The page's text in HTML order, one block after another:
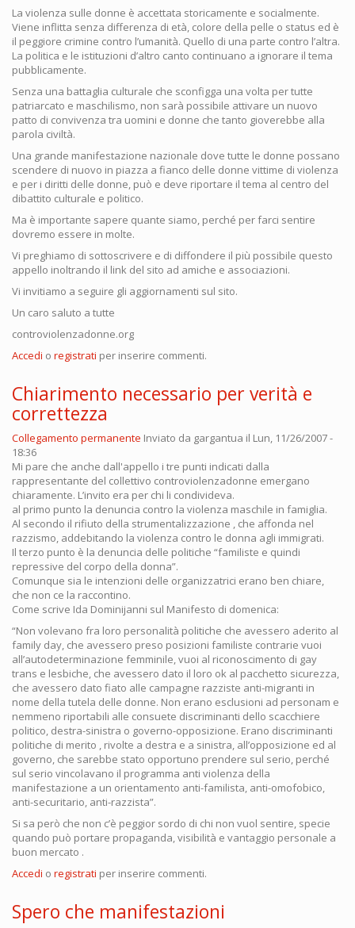
La violenza sulle donne è accettata storicamente e socialmente.
Viene inflitta senza differenza di età, colore della pelle o status ed è
il peggiore crimine contro l’umanità. Quello di una parte contro l’altra.
La politica e le istituzioni d’altro canto continuano a ignorare il tema
pubblicamente.
Senza una battaglia culturale che sconfigga una volta per tutte
patriarcato e maschilismo, non sarà possibile attivare un nuovo
patto di convivenza tra uomini e donne che tanto gioverebbe alla
parola civiltà.
Una grande manifestazione nazionale dove tutte le donne possano
scendere di nuovo in piazza a fianco delle donne vittime di violenza
e per i diritti delle donne, può e deve riportare il tema al centro del
dibattito culturale e politico.
Ma è importante sapere quante siamo, perché per farci sentire
dovremo essere in molte.
Vi preghiamo di sottoscrivere e di diffondere il più possibile questo
appello inoltrando il link del sito ad amiche e associazioni.
Vi invitiamo a seguire gli aggiornamenti sul sito.
Un caro saluto a tutte
controviolenzadonne.org
Accedi o registrati per inserire commenti.
Chiarimento necessario per verità e
correttezza
Collegamento permanente Inviato da gargantua il Lun, 11/26/2007 -
18:36
Mi pare che anche dall'appello i tre punti indicati dalla
rappresentante del collettivo controviolenzadonne emergano
chiaramente. L’invito era per chi li condivideva.
al primo punto la denuncia contro la violenza maschile in famiglia.
Al secondo il rifiuto della strumentalizzazione , che affonda nel
razzismo, addebitando la violenza contro le donna agli immigrati.
Il terzo punto è la denuncia delle politiche “familiste e quindi
repressive del corpo della donna”.
Comunque sia le intenzioni delle organizzatrici erano ben chiare,
che non ce la raccontino.
Come scrive Ida Dominijanni sul Manifesto di domenica:
“Non volevano fra loro personalità politiche che avessero aderito al
family day, che avessero preso posizioni familiste contrarie vuoi
all’autodeterminazione femminile, vuoi al riconoscimento di gay
trans e lesbiche, che avessero dato il loro ok al pacchetto sicurezza,
che avessero dato fiato alle campagne razziste anti-migranti in
nome della tutela delle donne. Non erano esclusioni ad personam e
nemmeno riportabili alle consuete discriminanti dello scacchiere
politico, destra-sinistra o governo-opposizione. Erano discriminanti
politiche di merito , rivolte a destra e a sinistra, all’opposizione ed al
governo, che sarebbe stato opportuno prendere sul serio, perché
sul serio vincolavano il programma anti violenza della
manifestazione a un orientamento anti-familista, anti-omofobico,
anti-securitario, anti-razzista”.
Si sa però che non c’è peggior sordo di chi non vuol sentire, specie
quando può portare propaganda, visibilità e vantaggio personale a
buon mercato .
Accedi o registrati per inserire commenti.
Spero che manifestazioni